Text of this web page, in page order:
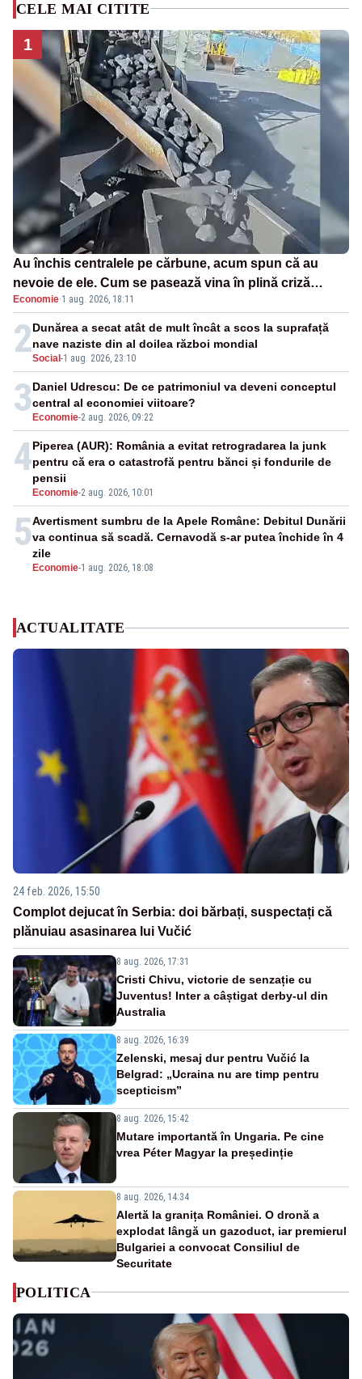
CELE MAI CITITE
1
Au închis centralele pe cărbune, acum spun că au
nevoie de ele. Cum se pasează vina în plină criză
energetică
Economie·1 aug. 2026, 18:11
2Social -1 aug. 2026, 23:10
Dunărea a secat atât de mult încât a scos la suprafață
nave naziste din al doilea război mondial
3 Economie-2 aug. 2026, 09:22
Daniel Udrescu: De ce patrimoniul va deveni conceptul
central al economiei viitoare?
4
Economie-2 aug. 2026, 10:01
Piperea (AUR): România a evitat retrogradarea la junk
pentru că era o catastrofă pentru bănci și fondurile de
pensii
5
Economie-1 aug. 2026, 18:08
Avertisment sumbru de la Apele Române: Debitul Dunării
va continua să scadă. Cernavodă s-ar putea închide în 4
zile
ACTUALITATE
24 feb. 2026, 15:50
Complot dejucat în Serbia: doi bărbați, suspectați că
plănuiau asasinarea lui Vučić
8 aug. 2026, 17:31
Cristi Chivu, victorie de senzație cu
Juventus! Inter a câștigat derby-ul din
Australia
8 aug. 2026, 16:39
Zelenski, mesaj dur pentru Vučić la
Belgrad: „Ucraina nu are timp pentru
scepticism”
8 aug. 2026, 15:42
Mutare importantă în Ungaria. Pe cine
vrea Péter Magyar la președinție
8 aug. 2026, 14:34
Alertă la granița României. O dronă a
explodat lângă un gazoduct, iar premierul
Bulgariei a convocat Consiliul de
Securitate
POLITICA